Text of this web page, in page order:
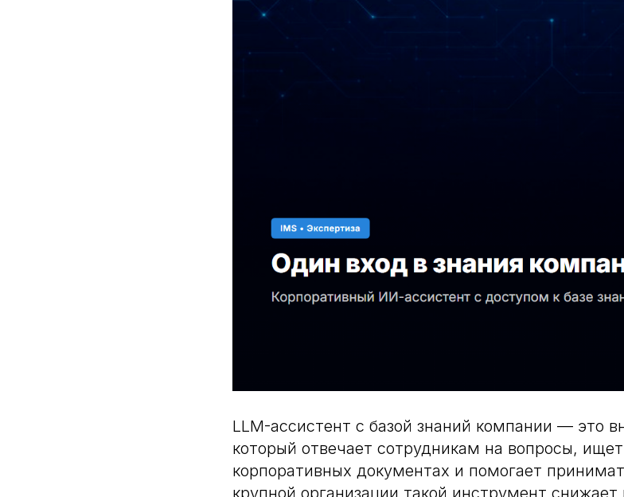
LLM-ассистент с базой знаний компании — это
который отвечает сотрудникам на вопросы,
корпоративных документах и помогает
крупной организации такой инструмент снижает